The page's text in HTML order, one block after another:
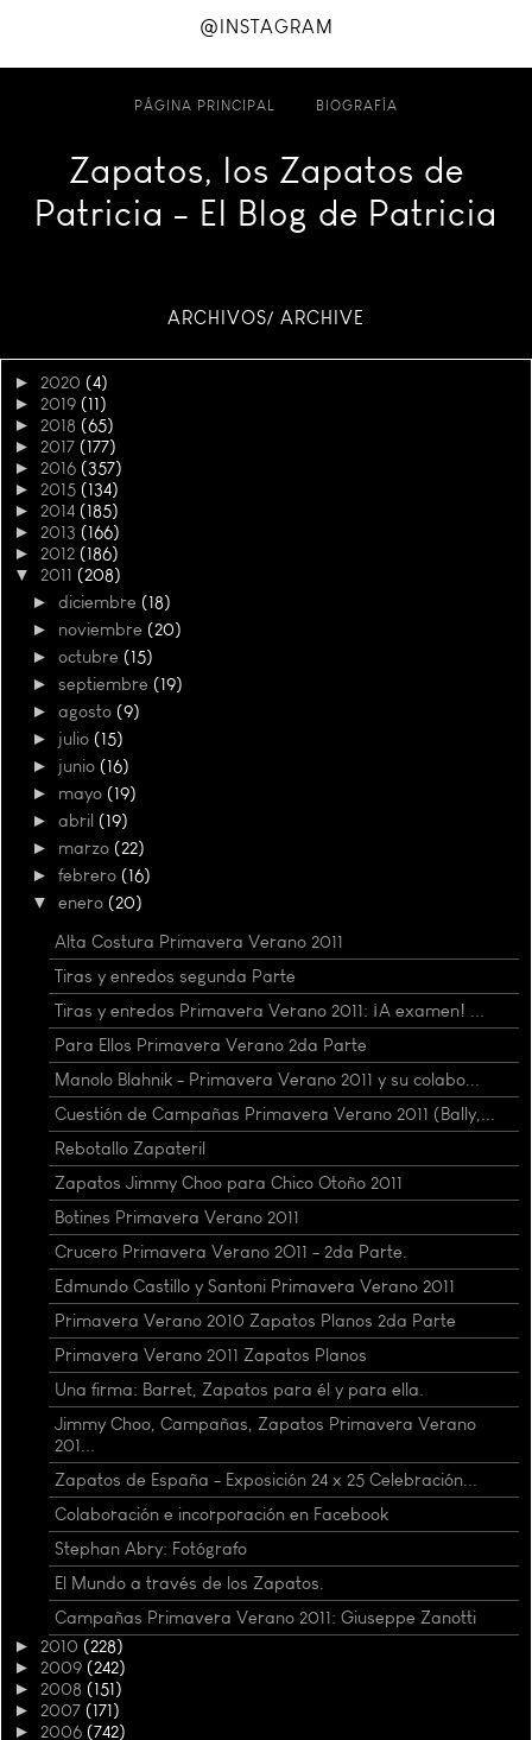
@INSTAGRAM
PÁGINA PRINCIPAL BIOGRAFÍA
Zapatos, los Zapatos de
Patricia - El Blog de Patricia
ARCHIVOS/ ARCHIVE
► 2020 (4)
► 2019 (11)
► 2018 (65)
► 2017 (177)
► 2016 (357)
► 2015 (134)
► 2014 (185)
► 2013 (166)
► 2012 (186)
▼ 2011 (208)
► diciembre (18)
► noviembre (20)
► octubre (15)
► septiembre (19)
► agosto (9)
► julio (15)
► junio (16)
► mayo (19)
► abril (19)
► marzo (22)
► febrero (16)
▼ enero (20)
Alta Costura Primavera Verano 2011
Tiras y enredos segunda Parte
Tiras y enredos Primavera Verano 2011: ¡A examen! ...
Para Ellos Primavera Verano 2da Parte
Manolo Blahnik - Primavera Verano 2011 y su colabo...
Cuestión de Campañas Primavera Verano 2011 (Bally,...
Rebotallo Zapateril
Zapatos Jimmy Choo para Chico Otoño 2011
Botines Primavera Verano 2011
Crucero Primavera Verano 2O11 - 2da Parte.
Edmundo Castillo y Santoni Primavera Verano 2011
Primavera Verano 2010 Zapatos Planos 2da Parte
Primavera Verano 2011 Zapatos Planos
Una firma: Barret, Zapatos para él y para ella.
Jimmy Choo, Campañas, Zapatos Primavera Verano
201...
Zapatos de España - Exposición 24 x 25 Celebración...
Colaboración e incorporación en Facebook
Stephan Abry: Fotógrafo
El Mundo a través de los Zapatos.
Campañas Primavera Verano 2011: Giuseppe Zanotti
► 2010 (228)
► 2009 (242)
► 2008 (151)
► 2007 (171)
► 2006 (742)